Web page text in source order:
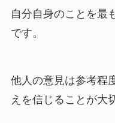
自分自身のことを最
です。
他人の意見は参考程
えを信じることが大